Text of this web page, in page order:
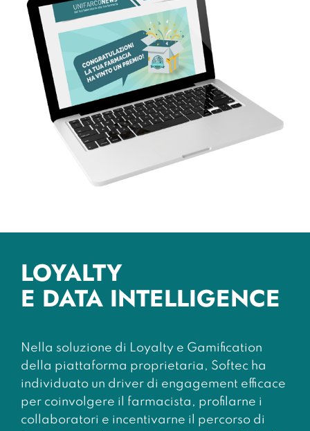
LOYALTY
E DATA INTELLIGENCE
Nella soluzione di Loyalty e Gamification
della piattaforma proprietaria, Softec ha
individuato un driver di engagement efficace
per coinvolgere il farmacista, profilarne i
collaboratori e incentivarne il percorso di